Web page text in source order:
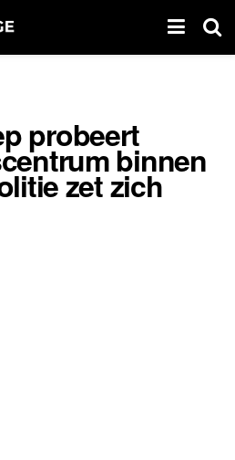
probeert
binnen
zet zich